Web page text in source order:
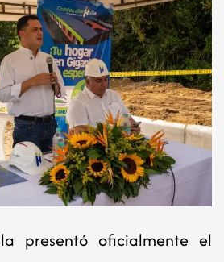
presentó oficialmente el